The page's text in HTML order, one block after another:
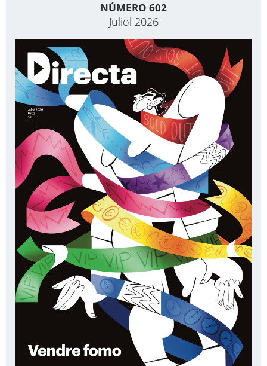
NÚMERO 602
Juliol 2026